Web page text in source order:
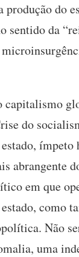
do
sentido da
do
ímpeto
abrangente
em que
como
Não
uma